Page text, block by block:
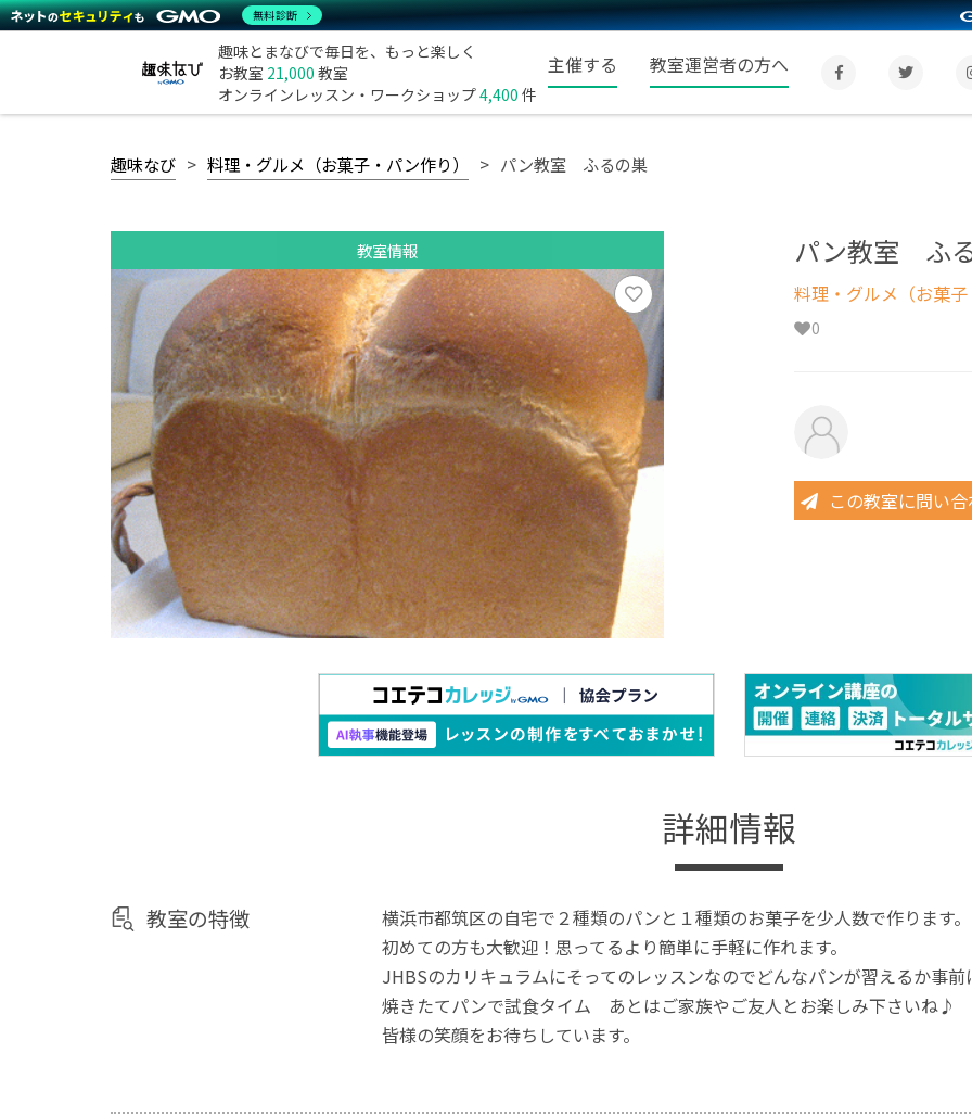
趣味とまなびで毎日を、もっと楽しく
お教室 21,000 教室
オンラインレッスン・ワークショップ4,400 件
主催する 教室運営者の方へ
趣味なび 料理・グルメ（お菓子・パン作り） パン教室 ふるの巣
教室情報 パン教室 ふ
料理・グルメ（お菓子
0
この教室に問い
詳細情報
教室の特徴
横浜市都筑区の自宅で２種類のパンと１種類のお菓子を少人数で作ります。
初めての方も大歓迎！思ってるより簡単に手軽に作れます。
JHBSのカリキュラムにそってのレッスンなのでどんなパンが習えるか事
焼きたてパンで試食タイム あとはご家族やご友人とお楽しみ下さいね♪
皆様の笑顔をお待ちしています。
無料診断